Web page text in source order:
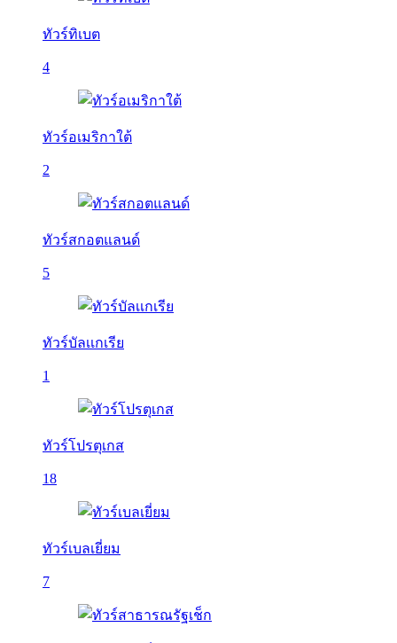
ทัวร์ทิเบต
4
ทัวร์อเมริกาใต้
2
ทัวร์สกอตแลนด์
5
ทัวร์บัลเเกเรีย
1
ทัวร์โปรตุเกส
18
ทัวร์เบลเยี่ยม
7